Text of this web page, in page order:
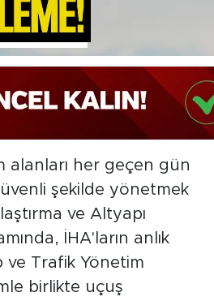
alanları her geçen gün
şekilde yönetmek
ve Altyapı
İHA'ların anlık
ve Trafik Yönetim
birlikte uçuş